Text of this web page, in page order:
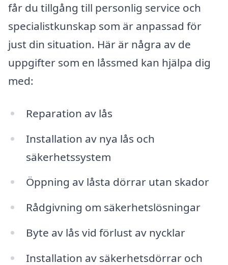
får du tillgång till personlig service och
specialistkunskap som är anpassad för
just din situation. Här är några av de
uppgifter som en låssmed kan hjälpa dig
med:
Reparation av lås
Installation av nya lås och
säkerhetssystem
Öppning av låsta dörrar utan skador
Rådgivning om säkerhetslösningar
Byte av lås vid förlust av nycklar
Installation av säkerhetsdörrar och